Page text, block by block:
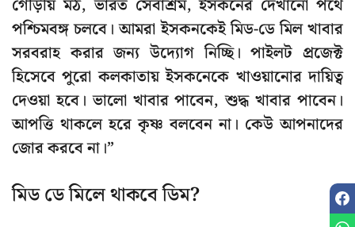
গৌড়ীয় মঠ, ভারত সেবাশ্রম, ইসকনের দেখানো পথে
পশ্চিমবঙ্গ চলবে। আমরা ইসকনকেই মিড-ডে মিল খাবার
সরবরাহ করার জন্য উদ্যোগ নিচ্ছি। পাইলট প্রজেক্ট
হিসেবে পুরো কলকাতায় ইসকনেকে খাওয়ানোর দায়িত্ব
দেওয়া হবে। ভালো খাবার পাবেন, শুদ্ধ খাবার পাবেন।
আপত্তি থাকলে হরে কৃষ্ণ বলবেন না। কেউ আপনাদের
জোর করবে না।”
মিড ডে মিলে থাকবে ডিম?